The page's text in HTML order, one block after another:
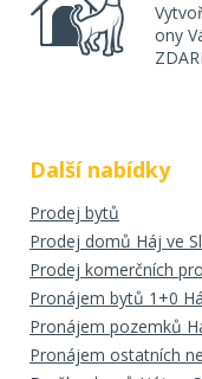
ony
Další nabídky
Prodej bytů
Prodej domů Háj ve
Prodej komerčních
Pronájem bytů 1+0
Pronájem pozemků
Pronájem ostatních